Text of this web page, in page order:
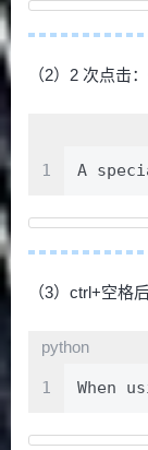
（2）2 次点击
1 A
（3）ctrl+空格后
python
1 When